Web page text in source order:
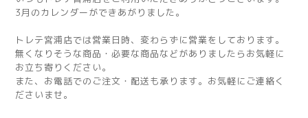
3月のカレンダーができあがりました。
トレテ宮浦店では営業日時、変わらずに営業をしております。
無くなりそうな商品・必要な商品などがありましたらお気軽に
お立ち寄りください。
また、お電話でのご注文・配送も承ります。お気軽にご連絡く
ださいませ。